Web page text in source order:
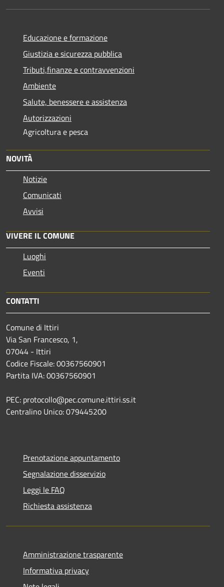
Educazione e formazione
Giustizia e sicurezza pubblica
Tributi,finanze e contravvenzioni
Ambiente
Salute, benessere e assistenza
Autorizzazioni
Agricoltura e pesca
NOVITÀ
Notizie
Comunicati
Avvisi
VIVERE IL COMUNE
Luoghi
Eventi
CONTATTI
Comune di Ittiri
Via San Francesco, 1,
07044 - Ittiri
Codice Fiscale: 00367560901
Partita IVA: 00367560901
PEC: protocollo@pec.comune.ittiri.ss.it
Centralino Unico: 079445200
Prenotazione appuntamento
Segnalazione disservizio
Leggi le FAQ
Richiesta assistenza
Amministrazione trasparente
Informativa privacy